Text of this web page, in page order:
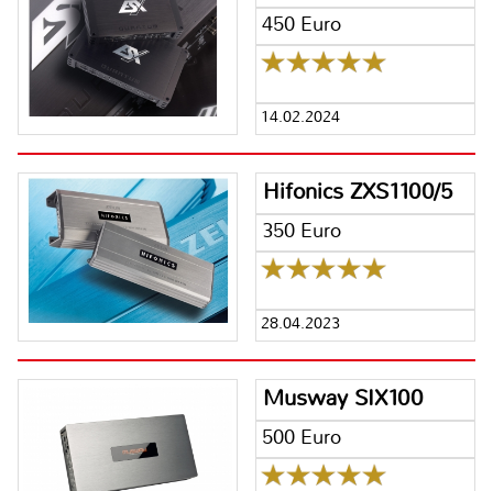
450 Euro
14.02.2024
Hifonics ZXS1100/5
350 Euro
28.04.2023
Musway SIX100
500 Euro